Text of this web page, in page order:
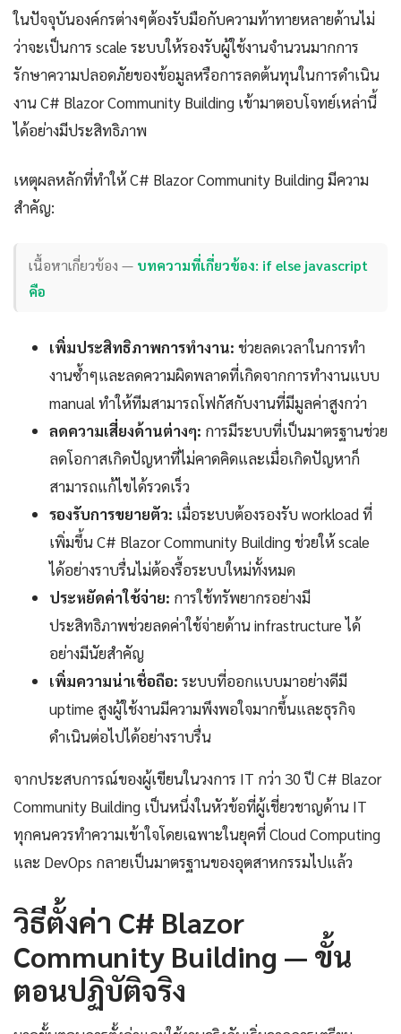
ในปัจจุบันองค์กรต่างๆต้องรับมือกับความท้าทายหลายด้านไม่
ว่าจะเป็นการ scale ระบบให้รองรับผู้ใช้งานจำนวนมากการ
รักษาความปลอดภัยของข้อมูลหรือการลดต้นทุนในการดำเนิน
งาน C# Blazor Community Building เข้ามาตอบโจทย์เหล่านี้
ได้อย่างมีประสิทธิภาพ
เหตุผลหลักที่ทำให้ C# Blazor Community Building มีความ
สำคัญ:
เนื้อหาเกี่ยวข้อง — บทความที่เกี่ยวข้อง: if else javascript
คือ
เพิ่มประสิทธิภาพการทำงาน: ช่วยลดเวลาในการทำ
งานซ้ำๆและลดความผิดพลาดที่เกิดจากการทำงานแบบ
manual ทำให้ทีมสามารถโฟกัสกับงานที่มีมูลค่าสูงกว่า
ลดความเสี่ยงด้านต่างๆ: การมีระบบที่เป็นมาตรฐานช่วย
ลดโอกาสเกิดปัญหาที่ไม่คาดคิดและเมื่อเกิดปัญหาก็
สามารถแก้ไขได้รวดเร็ว
รองรับการขยายตัว: เมื่อระบบต้องรองรับ workload ที่
เพิ่มขึ้น C# Blazor Community Building ช่วยให้ scale
ได้อย่างราบรื่นไม่ต้องรื้อระบบใหม่ทั้งหมด
ประหยัดค่าใช้จ่าย: การใช้ทรัพยากรอย่างมี
ประสิทธิภาพช่วยลดค่าใช้จ่ายด้าน infrastructure ได้
อย่างมีนัยสำคัญ
เพิ่มความน่าเชื่อถือ: ระบบที่ออกแบบมาอย่างดีมี
uptime สูงผู้ใช้งานมีความพึงพอใจมากขึ้นและธุรกิจ
ดำเนินต่อไปได้อย่างราบรื่น
จากประสบการณ์ของผู้เขียนในวงการ IT กว่า 30 ปี C# Blazor
Community Building เป็นหนึ่งในหัวข้อที่ผู้เชี่ยวชาญด้าน IT
ทุกคนควรทำความเข้าใจโดยเฉพาะในยุคที่ Cloud Computing
และ DevOps กลายเป็นมาตรฐานของอุตสาหกรรมไปแล้ว
วิธีตั้งค่า C# Blazor
Community Building — ขั้น
ตอนปฏิบัติจริง